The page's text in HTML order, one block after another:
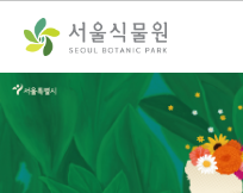
츠
바
로
가
본문으로
바로가기